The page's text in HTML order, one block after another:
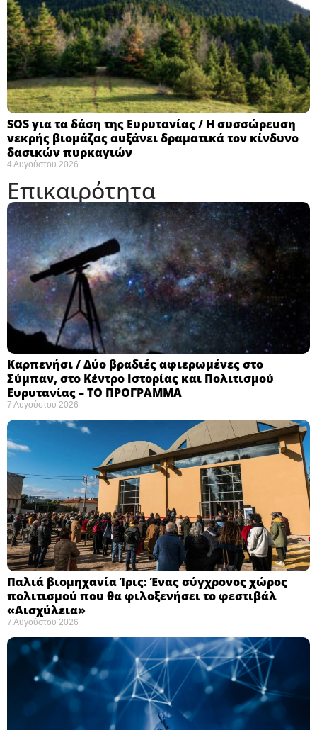
SOS για τα δάση της Ευρυτανίας / Η συσσώρευση
νεκρής βιομάζας αυξάνει δραματικά τον κίνδυνο
δασικών πυρκαγιών
4 Αυγούστου 2026
Επικαιρότητα
Καρπενήσι / Δύο βραδιές αφιερωμένες στο
Σύμπαν, στο Κέντρο Ιστορίας και Πολιτισμού
Ευρυτανίας – ΤΟ ΠΡΟΓΡΑΜΜΑ
7 Αυγούστου 2026
Παλιά βιομηχανία Ίρις: Ένας σύγχρονος χώρος
πολιτισμού που θα φιλοξενήσει το φεστιβάλ
«Αισχύλεια» ​
7 Αυγούστου 2026